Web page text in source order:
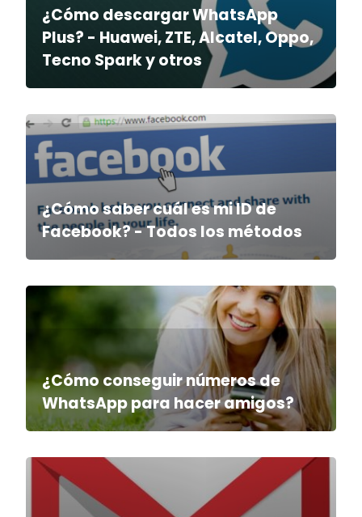
¿Cómo descargar WhatsApp
Plus? - Huawei, ZTE, Alcatel, Oppo,
Tecno Spark y otros
¿Cómo saber cuál es mi ID de
Facebook? - Todos los métodos
¿Cómo conseguir números de
WhatsApp para hacer amigos?